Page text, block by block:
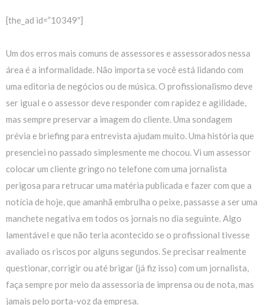
[the_ad id=”10349″]
Um dos erros mais comuns de assessores e assessorados nessa
área é a informalidade. Não importa se você está lidando com
uma editoria de negócios ou de música. O profissionalismo deve
ser igual e o assessor deve responder com rapidez e agilidade,
mas sempre preservar a imagem do cliente. Uma sondagem
prévia e briefing para entrevista ajudam muito. Uma história que
presenciei no passado simplesmente me chocou. Vi um assessor
colocar um cliente gringo no telefone com uma jornalista
perigosa para retrucar uma matéria publicada e fazer com que a
notícia de hoje, que amanhã embrulha o peixe, passasse a ser uma
manchete negativa em todos os jornais no dia seguinte. Algo
lamentável e que não teria acontecido se o profissional tivesse
avaliado os riscos por alguns segundos. Se precisar realmente
questionar, corrigir ou até brigar (já fiz isso) com um jornalista,
faça sempre por meio da assessoria de imprensa ou de nota, mas
jamais pelo porta-voz da empresa.